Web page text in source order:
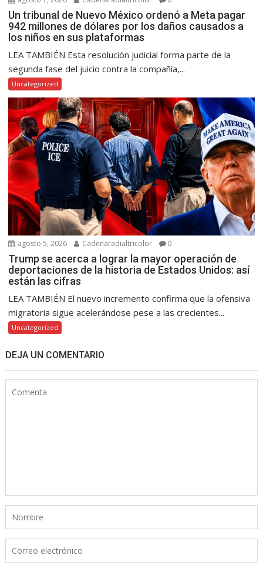
Un tribunal de Nuevo México ordenó a Meta pagar
942 millones de dólares por los daños causados a
los niños en sus plataformas
LEA TAMBIÉN Esta resolución judicial forma parte de la
segunda fase del juicio contra la compañía,...
Uncategorized
agosto 5, 2026 Cadenaradialtricolor 0
Trump se acerca a lograr la mayor operación de
deportaciones de la historia de Estados Unidos: así
están las cifras
LEA TAMBIÉN El nuevo incremento confirma que la ofensiva
migratoria sigue acelerándose pese a las crecientes...
Uncategorized
DEJA UN COMENTARIO